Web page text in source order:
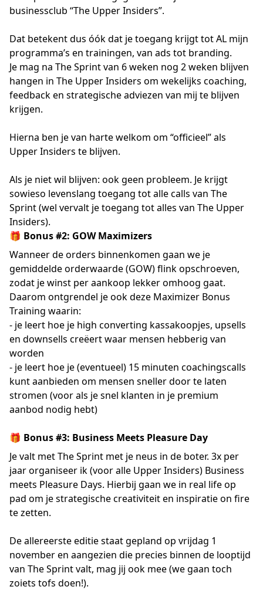
businessclub “The Upper Insiders”.
Dat betekent dus óók dat je toegang krijgt tot AL mijn
programma’s en trainingen, van ads tot branding.
Je mag na The Sprint van 6 weken nog 2 weken blijven
hangen in The Upper Insiders om wekelijks coaching,
feedback en strategische adviezen van mij te blijven
krijgen.
Hierna ben je van harte welkom om “officieel” als
Upper Insiders te blijven.
Als je niet wil blijven: ook geen probleem. Je krijgt
sowieso levenslang toegang tot alle calls van The
Sprint (wel vervalt je toegang tot alles van The Upper
Insiders).
🎁 Bonus #2: GOW Maximizers
Wanneer de orders binnenkomen gaan we je
gemiddelde orderwaarde (GOW) flink opschroeven,
zodat je winst per aankoop lekker omhoog gaat.
Daarom ontgrendel je ook deze Maximizer Bonus
Training waarin:
- je leert hoe je high converting kassakoopjes, upsells
en downsells creëert waar mensen hebberig van
worden
- je leert hoe je (eventueel) 15 minuten coachingscalls
kunt aanbieden om mensen sneller door te laten
stromen (voor als je snel klanten in je premium
aanbod nodig hebt)
🎁 Bonus #3: Business Meets Pleasure Day
Je valt met The Sprint met je neus in de boter. 3x per
jaar organiseer ik (voor alle Upper Insiders) Business
meets Pleasure Days. Hierbij gaan we in real life op
pad om je strategische creativiteit en inspiratie on fire
te zetten.
De allereerste editie staat gepland op vrijdag 1
november en aangezien die precies binnen de looptijd
van The Sprint valt, mag jij ook mee (we gaan toch
zoiets tofs doen!).